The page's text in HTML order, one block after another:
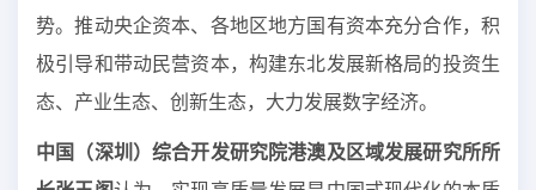
势。推动央企资本、各地区地方国有资本充分合作，积
极引导和带动民营资本，构建东北发展新格局的投资生
态、产业生态、创新生态，大力发展数字经济。
中国（深圳）综合开发研究院港澳及区域发展研究所所